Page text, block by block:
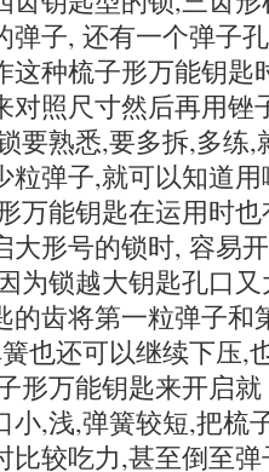
弹子, 还有一个弹子
这种梳子形万能钥匙
对照尺寸然后再用锉
要熟悉,要多拆,多练
粒弹子,就可以知道
万能钥匙在运用时
大形号的锁时, 容易
为锁越大钥匙孔口
的齿将第一粒弹子和
也还可以继续下压,
形万能钥匙来开启
小,浅,弹簧较短,把梳
比较吃力,甚至倒至